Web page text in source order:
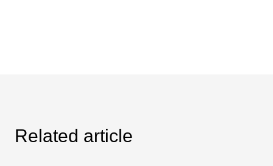
Related article